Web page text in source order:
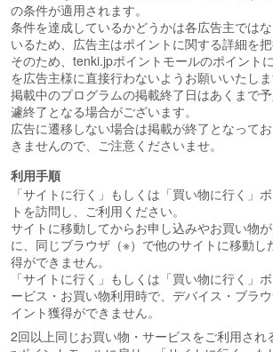
の条件が適用されます。
条件を達成しているかどうかは各広告主では
いるため、広告主はポイントに関する詳細を把
そのため、tenki.jpポイントモールのポイント
を広告主様に直接行わないようお願いいたしま
掲載中のプログラムの掲載終了日はあくまで
遽終了となる場合がございます。
広告に遷移しない場合は掲載が終了となって
きませんので、ご注意くださいませ。
利用手順
「サイトに行く」もしくは「買い物に行く」
トを訪問し、ご利用ください。
サイトに移動してからお申し込みやお買い物
に、同じブラウザ（※）で他のサイトに移動し
得ができません。
「サイトに行く」もしくは「買い物に行く」
ービス・お買い物利用時で、デバイス・ブラ
イント獲得ができません。
2回以上同じお買い物・サービスをご利用され